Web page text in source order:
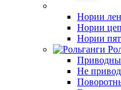
Нории
Нории
Нории
Не